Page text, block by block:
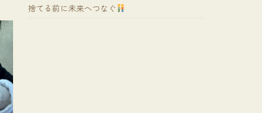
捨てる前に未来へつなぐ